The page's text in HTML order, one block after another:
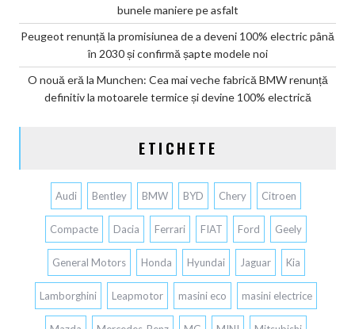
bunele maniere pe asfalt
Peugeot renunță la promisiunea de a deveni 100% electric până
în 2030 și confirmă șapte modele noi
O nouă eră la Munchen: Cea mai veche fabrică BMW renunță
definitiv la motoarele termice și devine 100% electrică
ETICHETE
Audi Bentley BMW BYD Chery Citroen
Compacte Dacia Ferrari FIAT Ford Geely
General Motors Honda Hyundai Jaguar Kia
Lamborghini Leapmotor masini eco masini electrice